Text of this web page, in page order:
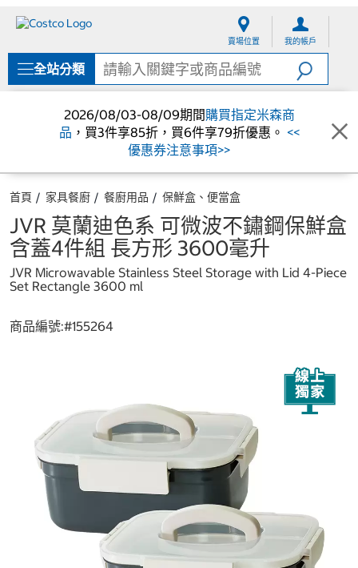
單
賣場位置 我的帳戶
全站分類
2026/08/03-08/09期間購買指定米森商
品 ，買3件享85折，買6件享79折優惠。 <<
優惠券注意事項>>
首頁 家具餐廚 餐廚用品 保鮮盒、便當盒
JVR 莫蘭迪色系 可微波不鏽鋼保鮮盒
含蓋4件組 長方形 3600毫升
JVR Microwavable Stainless Steel Storage with Lid 4-Piece
Set Rectangle 3600 ml
商品編號:#155264